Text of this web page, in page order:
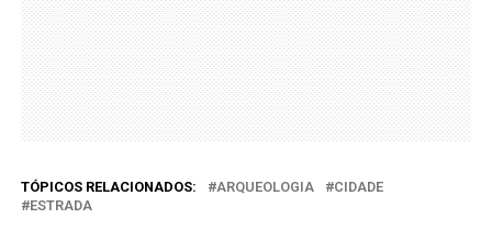
TÓPICOS RELACIONADOS: ARQUEOLOGIA
CIDADE
ESTRADA